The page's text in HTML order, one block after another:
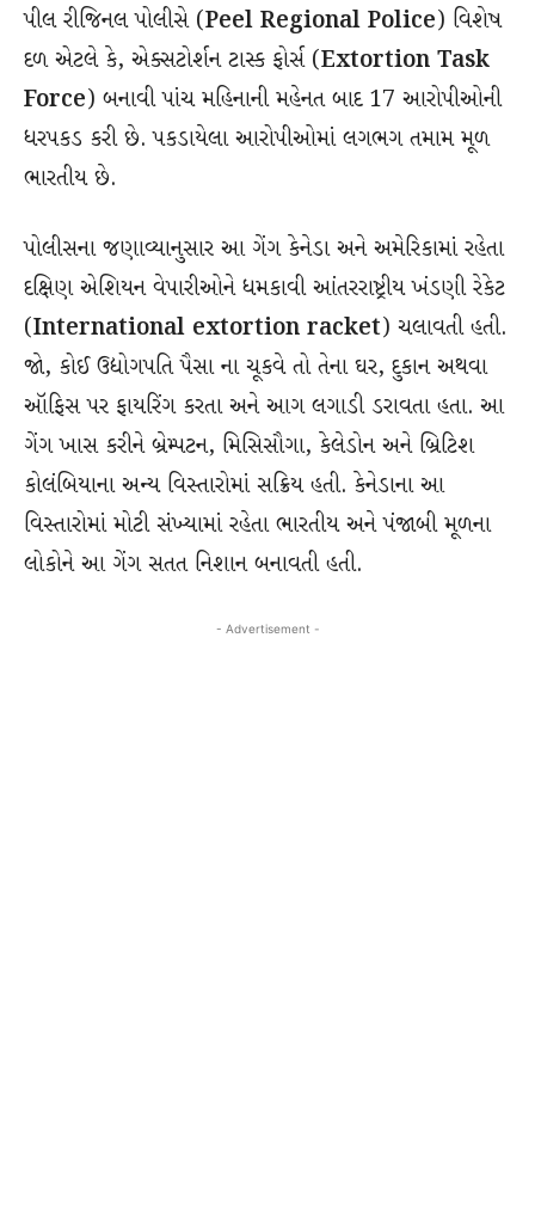
પીલ રીજિનલ પોલીસે (Peel Regional Police) વિશેષ
દળ એટલે કે, એક્સટોર્શન ટાસ્ક ફોર્સ (Extortion Task
Force) બનાવી પાંચ મહિનાની મહેનત બાદ 17 આરોપીઓની
ધરપકડ કરી છે. પકડાયેલા આરોપીઓમાં લગભગ તમામ મૂળ
ભારતીય છે.
પોલીસના જણાવ્યાનુસાર આ ગેંગ કેનેડા અને અમેરિકામાં રહેતા
દક્ષિણ એશિયન વેપારીઓને ધમકાવી આંતરરાષ્ટ્રીય ખંડણી રેકેટ
(International extortion racket) ચલાવતી હતી.
જો, કોઈ ઉદ્યોગપતિ પૈસા ના ચૂકવે તો તેના ઘર, દુકાન અથવા
ઑફિસ પર ફાયરિંગ કરતા અને આગ લગાડી ડરાવતા હતા. આ
ગેંગ ખાસ કરીને બ્રેમ્પટન, મિસિસૌગા, કેલેડોન અને બ્રિટિશ
કોલંબિયાના અન્ય વિસ્તારોમાં સક્રિય હતી. કેનેડાના આ
વિસ્તારોમાં મોટી સંખ્યામાં રહેતા ભારતીય અને પંજાબી મૂળના
લોકોને આ ગેંગ સતત નિશાન બનાવતી હતી.
- Advertisement -